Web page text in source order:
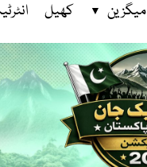
میگزین کھیل